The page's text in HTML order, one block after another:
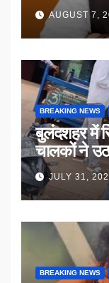
AUGUST 7,
BREAKING NEWS
बुलंदशहर में
चालकों ने
JULY 31,
BREAKING NEWS